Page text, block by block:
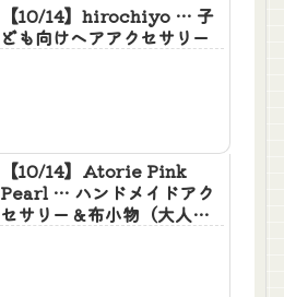
【10/14】hirochiyo … 子
ども向けヘアアクセサリー
【10/14】Atorie Pink
Pearl … ハンドメイドアク
セサリー＆布小物（大人・